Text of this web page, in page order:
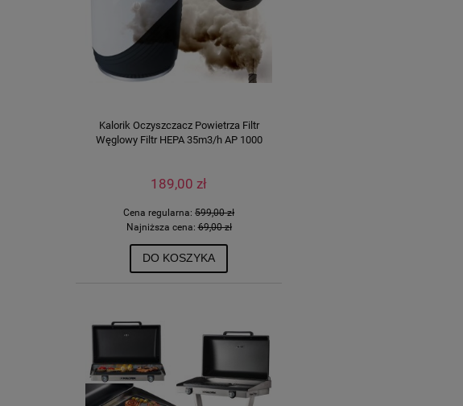
Kalorik Oczyszczacz Powietrza Filtr
Węglowy Filtr HEPA 35m3/h AP 1000
189,00 zł
Cena regularna: 599,00 zł
Najniższa cena:69,00 zł
DO KOSZYKA